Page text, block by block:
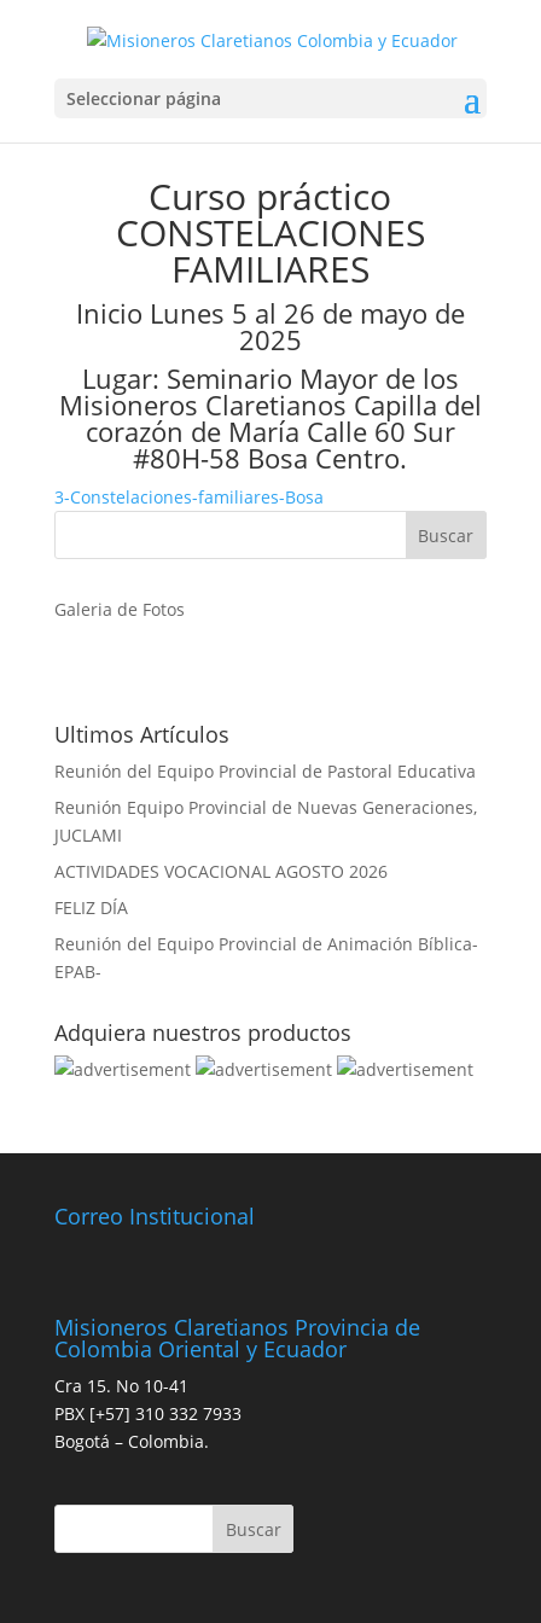
Seleccionar página
3-Constelaciones
Familiares Bosa
Curso práctico
CONSTELACIONES
FAMILIARES
Inicio Lunes 5 al 26 de mayo de
2025
Lugar: Seminario Mayor de los
Misioneros Claretianos Capilla del
corazón de María Calle 60 Sur
#80H-58 Bosa Centro.
3-Constelaciones-familiares-Bosa
Galeria de Fotos
Ultimos Artículos
Reunión del Equipo Provincial de Pastoral Educativa
Reunión Equipo Provincial de Nuevas Generaciones,
JUCLAMI
ACTIVIDADES VOCACIONAL AGOSTO 2026
FELIZ DÍA
Reunión del Equipo Provincial de Animación Bíblica-
EPAB-
Adquiera nuestros productos
Correo Institucional
Misioneros Claretianos Provincia de
Colombia Oriental y Ecuador
Cra 15. No 10-41
PBX [+57] 310 332 7933
Bogotá – Colombia.